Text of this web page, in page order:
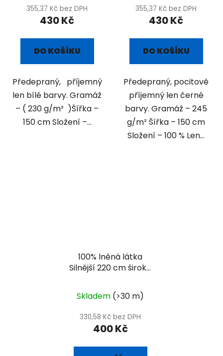
355,37 Kč bez DPH
430 Kč
DO KOŠÍKU
Předepraný, příjemný
len bílé barvy. Gramáž
– ( 230 g/m² )Šířka –
150 cm Složení –...
355,37 Kč bez DPH
430 Kč
DO KOŠÍKU
Předepraný, pocitově
příjemný len černé
barvy. Gramáž – 245
g/m² Šířka – 150 cm
Složení – 100 % Len...
100% lněná látka
Silnější 220 cm široké
Skladem (>30 m)
330,58 Kč bez DPH
400 Kč